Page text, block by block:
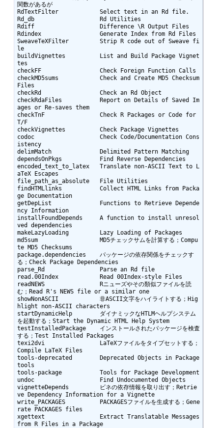
関数があるが
RdTextFilter            Select text in an Rd file.
Rd_db                   Rd Utilities
Rdiff                   Difference \R Output Files
Rdindex                 Generate Index from Rd Files
SweaveTeXFilter         Strip R code out of Sweave fi
le
buildVignettes          List and Build Package Vignet
tes
checkFF                 Check Foreign Function Calls
checkMD5sums            Check and Create MD5 Checksum
Files
checkRd                 Check an Rd Object
checkRdaFiles           Report on Details of Saved Im
ages or Re-saves them
checkTnF                Check R Packages or Code for
T/F
checkVignettes          Check Package Vignettes
codoc                   Check Code/Documentation Cons
istency
delimMatch              Delimited Pattern Matching
dependsOnPkgs           Find Reverse Dependencies
encoded_text_to_latex   Translate non-ASCII Text to L
aTeX Escapes
file_path_as_absolute   File Utilities
findHTMLlinks           Collect HTML Links from Packa
ge Documentation
getDepList              Functions to Retrieve Depende
ncy Information
installFoundDepends     A function to install unresol
ved dependencies
makeLazyLoading         Lazy Loading of Packages
md5sum                  MD5チェックサムを計算する；Compu
te MD5 Checksums
package.dependencies    パッケージの依存関係をチェックす
る；Check Package Dependencies
parse_Rd                Parse an Rd file
read.00Index            Read 00Index-style Files
readNEWS                Rニューズやその類似ファイルを読
む；Read R's NEWS file or a similar one
showNonASCII            非ASCII文字をハイライトする；Hig
hlight non-ASCII characters
startDynamicHelp        ダイナミックなHTLMヘルプシステム
を起動する；Start the Dynamic HTML Help System
testInstalledPackage    インストールされたパッケージを検査
する；Test Installed Packages
texi2dvi                LaTeXファイルをタイプセットする；
Compile LaTeX Files
tools-deprecated        Deprecated Objects in Package
tools
tools-package           Tools for Package Development
undoc                   Find Undocumented Objects
vignetteDepends         ビネの依存情報を取り出す；Retrie
ve Dependency Information for a Vignette
write_PACKAGES          PACKAGESファイルを生成する；Gene
rate PACKAGES files
xgettext                Extract Translatable Messages
from R Files in a Package